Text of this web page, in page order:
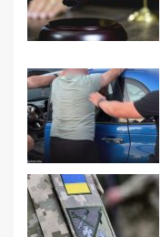
7/08/2026 - 13:30
Лікар з
вивезення
доларів